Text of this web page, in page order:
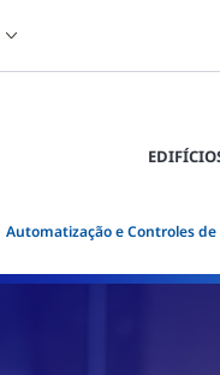
Automatização e Controles de